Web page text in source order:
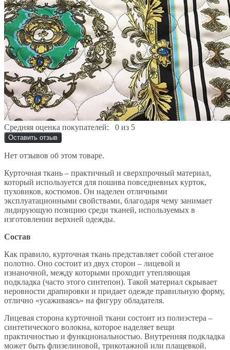
Средняя оценка покупателей: 0 из 5
Оставить отзыв
Нет отзывов об этом товаре.
Курточная ткань – практичный и сверхпрочный материал,
который используется для пошива повседневных курток,
пуховиков, костюмов. Он наделен отличными
эксплуатационными свойствами, благодаря чему занимает
лидирующую позицию среди тканей, используемых в
изготовлении верхней одежды.
Состав
Как правило, курточная ткань представляет собой стеганое
полотно. Оно состоит из двух сторон – лицевой и
изнаночной, между которыми проходит утепляющая
подкладка (часто этого синтепон). Такой материал скрывает
неровности драпировки и придает одежде правильную форму,
отлично «усаживаясь» на фигуру обладателя.
Лицевая сторона курточной ткани состоит из полиэстера –
синтетического волокна, которое наделяет вещи
практичностью и функциональностью. Внутренняя подкладка
может быть флизелиновой, трикотажной или плащевкой.